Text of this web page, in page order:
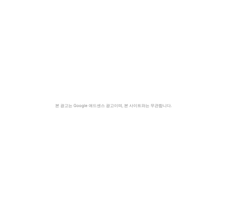
본 광고는 Google 애드센스 광고이며, 본 사이트와는 무관합니다.